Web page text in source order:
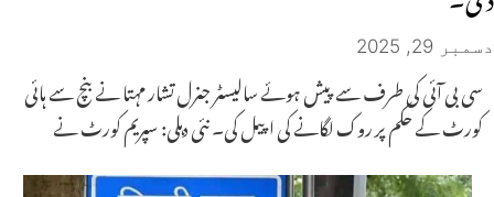
دسمبر 29, 2025
سی بی آئی کی طرف سے پیش ہوئے سالیسٹر جنرل تشار مہتا نے بنچ سے ہائی
کورٹ کے حکم پر روک لگانے کی اپیل کی۔ نئی دہلی: سپریم کورٹ نے